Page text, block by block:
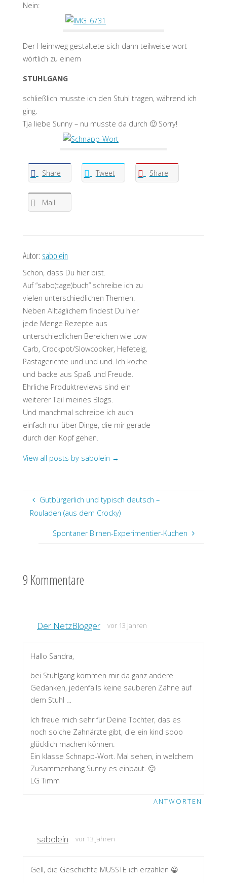
Nein:
Der Heimweg gestaltete sich dann teilweise wort
wörtlich zu einem
STUHLGANG
schließlich musste ich den Stuhl tragen, während ich
ging.
Tja liebe Sunny – nu musste da durch 🙂 Sorry!
Share Tweet Share
Mail
Autor: sabolein
Schön, dass Du hier bist.
Auf “sabo(tage)buch” schreibe ich zu
vielen unterschiedlichen Themen.
Neben Alltäglichem findest Du hier
jede Menge Rezepte aus
unterschiedlichen Bereichen wie Low
Carb, Crockpot/Slowcooker, Hefeteig,
Pastagerichte und und und. Ich koche
und backe aus Spaß und Freude.
Ehrliche Produktreviews sind ein
weiterer Teil meines Blogs.
Und manchmal schreibe ich auch
einfach nur über Dinge, die mir gerade
durch den Kopf gehen.
View all posts by sabolein →
Gutbürgerlich und typisch deutsch –
Rouladen (aus dem Crocky)
Spontaner Birnen-Experimentier-Kuchen
9 Kommentare
Der NetzBlogger vor 13 Jahren
Hallo Sandra,
bei Stuhlgang kommen mir da ganz andere
Gedanken, jedenfalls keine sauberen Zähne auf
dem Stuhl …
Ich freue mich sehr für Deine Tochter, das es
noch solche Zahnärzte gibt, die ein kind sooo
glücklich machen können.
Ein klasse Schnapp-Wort. Mal sehen, in welchem
Zusammenhang Sunny es einbaut. 🙂
LG Timm
ANTWORTEN
sabolein vor 13 Jahren
Gell, die Geschichte MUSSTE ich erzählen 😀